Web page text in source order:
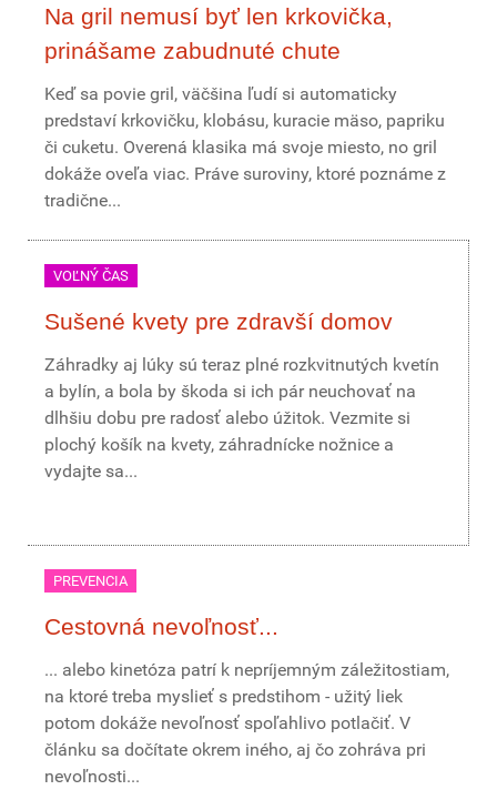
Na gril nemusí byť len krkovička,
prinášame zabudnuté chute
Keď sa povie gril, väčšina ľudí si automaticky
predstaví krkovičku, klobásu, kuracie mäso, papriku
či cuketu. Overená klasika má svoje miesto, no gril
dokáže oveľa viac. Práve suroviny, ktoré poznáme z
tradične...
VOĽNÝ ČAS
Sušené kvety pre zdravší domov
Záhradky aj lúky sú teraz plné rozkvitnutých kvetín
a bylín, a bola by škoda si ich pár neuchovať na
dlhšiu dobu pre radosť alebo úžitok. Vezmite si
plochý košík na kvety, záhradnícke nožnice a
vydajte sa...
PREVENCIA
Cestovná nevoľnosť...
... alebo kinetóza patrí k nepríjemným záležitostiam,
na ktoré treba myslieť s predstihom - užitý liek
potom dokáže nevoľnosť spoľahlivo potlačiť. V
článku sa dočítate okrem iného, aj čo zohráva pri
nevoľnosti...